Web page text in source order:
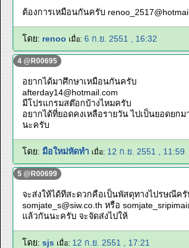
ต้องการเหมือนกันครับ
โดย: renoo เมื่อ: 6 ก.ย. 2551 , 16:32
4 @R00695
อยากได้มาศึกษาเหมือนกันครับ
afterday14@hotmail.com
มีโปรแกรมสต๊อกบ้างไหมครับ
อยากได้ที่ยอดคงเหลือรายวัน ไปเป็นยอดยก
นะครับ
โดย: มือใหม่หัดทำ เมื่อ: 12 ก.ย. 2551 , 11:59
5 @R00699
จะส่งให้ได้ทีสะดวกคือเป็นพัสดุทางไปรษณีค
somjate_s@siw.co.th หรือ
แล้วกันนะครับ จะจัดส่งไปให้
โดย: sjs เมื่อ: 12 ก.ย. 2551 , 17:21